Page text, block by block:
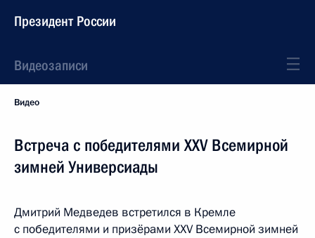
Президент России
Видеозаписи
Видео
Встреча с победителями XXV Всемирной
зимней Универсиады
Дмитрий Медведев встретился в Кремле
с победителями и призёрами XXV Всемирной зимней